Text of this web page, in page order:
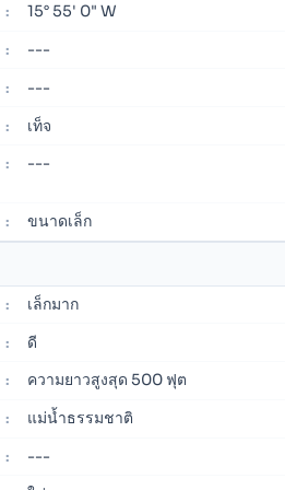
: 15° 55' 0" W
: ---
: ---
: เท็จ
: ---
: ขนาดเล็ก
: เล็กมาก
: ดี
: ความยาวสูงสุด 500 ฟุต
: แม่น้ำธรรมชาติ
: ---